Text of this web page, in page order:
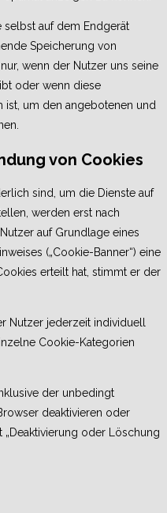
selbst auf dem Endgerät
Speicherung von
wenn der Nutzer uns seine
oder wenn diese
um den angebotenen und
von Cookies
sind, um die Dienste auf
werden erst nach
auf Grundlage eines
(„Cookie-Banner“) eine
erteilt hat, stimmt er der
Nutzer jederzeit individuell
Cookie-Kategorien
der unbedingt
deaktivieren oder
oder Löschung